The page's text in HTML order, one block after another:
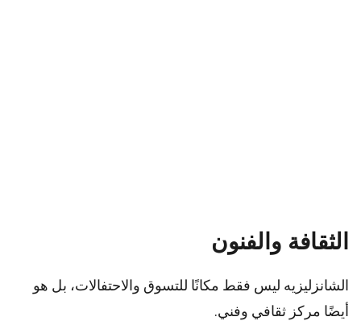
الثقافة والفنون
الشانزليزيه ليس فقط مكانًا للتسوق والاحتفالات، بل هو
أيضًا مركز ثقافي وفني.